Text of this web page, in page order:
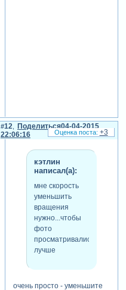
Поделиться
12
04-04-2015
22:06:16
кэтлин
написал(а):
мне скорость
уменьшить
вращения
нужно...чтобы
фото
просматривались
лучше
очень просто - уменьшите
+3